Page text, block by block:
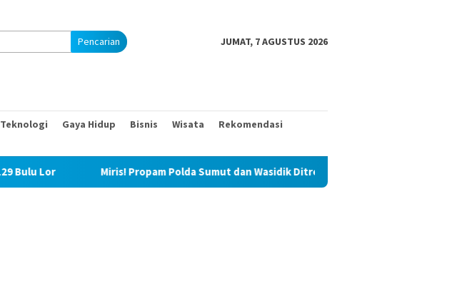
Pencarian JUMAT, 7 AGUSTUS 2026
Teknologi Gaya Hidup Bisnis Wisata
Rekomendasi
Miris! Propam Polda Sumut dan Wasidik Ditreskrimum Diduga Permainkan Masyarakat Kecil